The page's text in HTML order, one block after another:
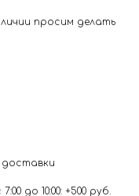
просим делать
доставки
до 10:00: +500 руб.